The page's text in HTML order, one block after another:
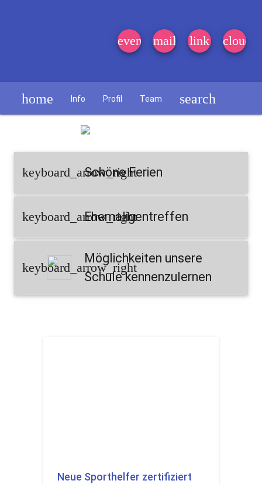
event_note
mail link cloud
home Info Profil Team search
keyboard_arrow_right
Schöne Ferien
keyboard_arrow_rightEhemaligentreffen
keyboard_arrow_right
Möglichkeiten unsere
Schule kennenzulernen
Neue Sporthelfer zertifiziert